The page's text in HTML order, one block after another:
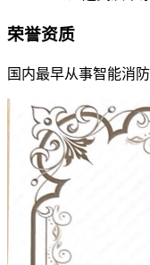
荣誉资质
国内最早从事智能消